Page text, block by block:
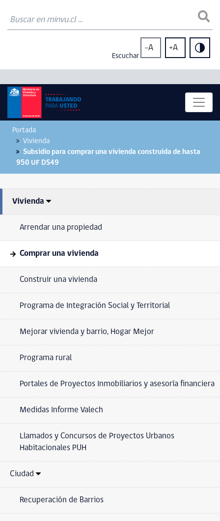
Escuchar
-A +A
Portada
Vivienda
Subsidio para comprar una vivienda construida de hasta
950 UF DS49
Vivienda
Arrendar una propiedad
Comprar una vivienda
Construir una vivienda
Programa de Integración Social y Territorial
Mejorar vivienda y barrio, Hogar Mejor
Programa rural
Portales de Proyectos Inmobiliarios y asesoría financiera
Medidas Informe Valech
Llamados y Concursos de Proyectos Urbanos
Habitacionales PUH
Ciudad
Recuperación de Barrios